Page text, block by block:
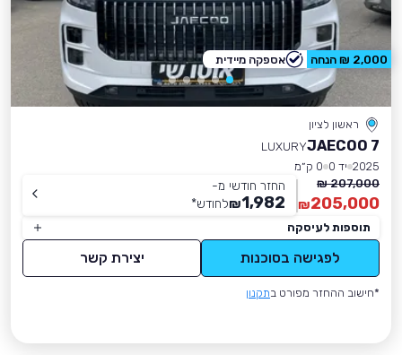
ראשון לציון
JAECOO 7
LUXURY
2025 יד 0
0 ק״מ
207,000 ₪
205,000
₪
החזר חודשי מ-
1,982
₪לחודש*
תוספות לעיסקה
לפגישה בסוכנות יצירת קשר
*חישוב ההחזר מפורט בתקנון
2,000 ₪ הנחה אספקה מיידית